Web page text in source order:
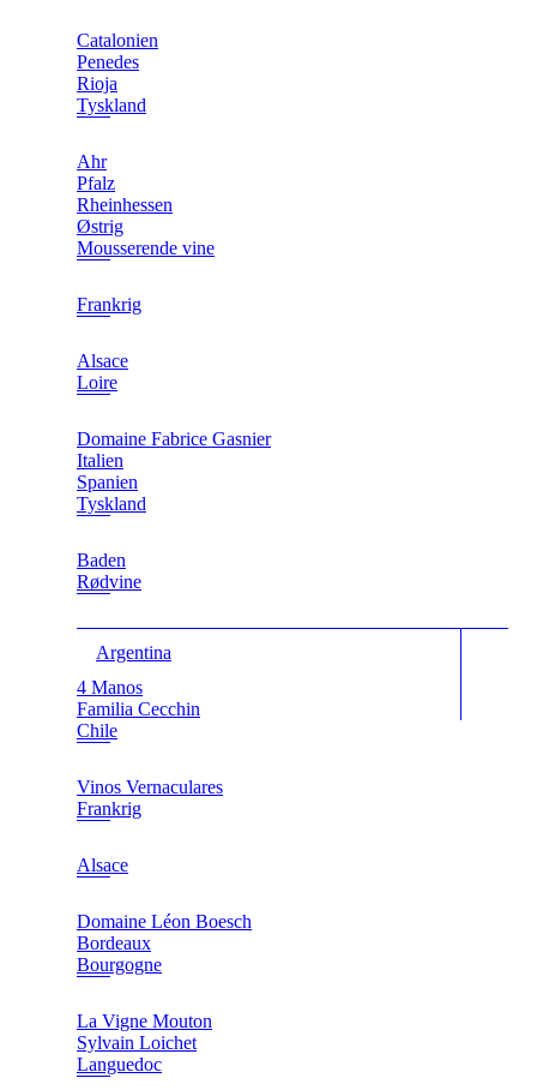
Catalonien
Penedes
Rioja
Tyskland
Ahr
Pfalz
Rheinhessen
Østrig
Mousserende vine
Frankrig
Alsace
Loire
Domaine Fabrice Gasnier
Italien
Spanien
Tyskland
Baden
Rødvine
Argentina
4 Manos
Familia Cecchin
Chile
Vinos Vernaculares
Frankrig
Alsace
Domaine Léon Boesch
Bordeaux
Bourgogne
La Vigne Mouton
Sylvain Loichet
Languedoc